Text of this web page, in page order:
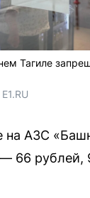
Тагиле
на АЗС
— 66